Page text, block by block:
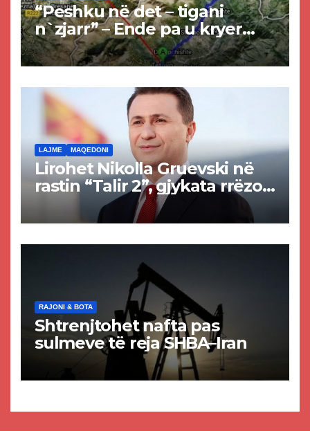
“Peshku në det – tigani
n`zjarr” – Ende pa u kryer
projekti i tunelit, komuna e
Tetovës nis punimet për
LAJME MAQEDONI
Lirohet Nikolla Gruevski në
rastin “Talir 2”, gjykata rrëzon
akuzat për ndërtimin e
paligjshëm të selisë së
RAJONI & BOTA
Shtrenjtohet nafta pas
sulmeve të reja SHBA–Iran